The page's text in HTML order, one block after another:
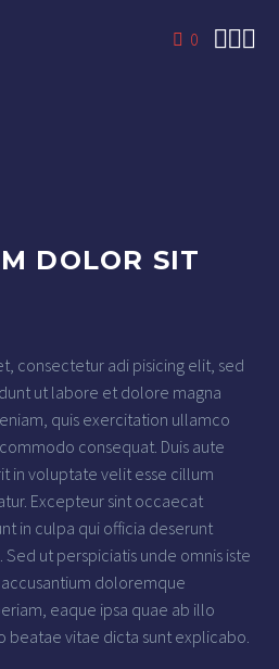
0 
DOLOR SIT
consectetur adi pisicing elit, sed
ut labore et dolore magna
quis exercitation ullamco
consequat. Duis aute
in voluptate velit esse cillum
Excepteur sint occaecat
in culpa qui officia deserunt
ut perspiciatis unde omnis iste
doloremque
eaque ipsa quae ab illo
beatae vitae dicta sunt explicabo.